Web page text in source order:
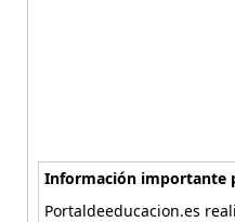
Información importante
Portaldeeducacion.es